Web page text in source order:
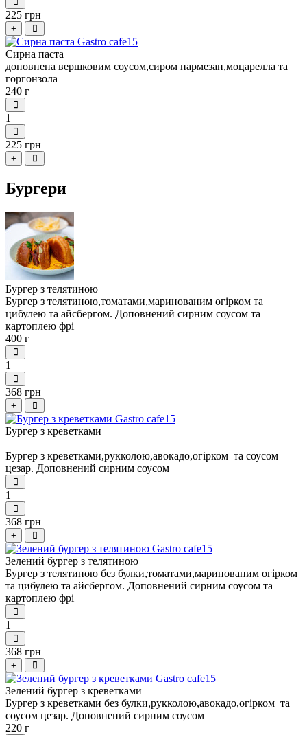
225 грн
+
Сирна паста
доповнена вершковим соусом,сиром пармезан,моцарелла та
горгонзола
240 г
1
225 грн
+
Бургери
Бургер з телятиною
Бургер з телятиною,томатами,маринованим огірком та
цибулею та айсбергом. Доповнений сирним соусом та
картоплею фрі
400 г
1
368 грн
+
Бургер з креветками
Бургер з креветками,рукколою,авокадо,огірком та соусом
цезар. Доповнений сирним соусом
1
368 грн
+
Зелений бургер з телятиною
Бургер з телятиною без булки,томатами,маринованим огірком
та цибулею та айсбергом. Доповнений сирним соусом та
картоплею фрі
1
368 грн
+
Зелений бургер з креветками
Бургер з креветками без булки,рукколою,авокадо,огірком та
соусом цезар. Доповнений сирним соусом
220 г